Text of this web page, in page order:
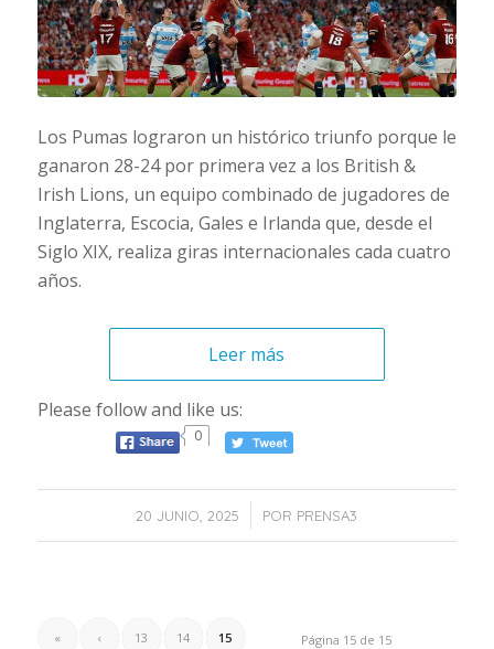
Los Pumas lograron un histórico triunfo porque le
ganaron 28-24 por primera vez a los British &
Irish Lions, un equipo combinado de jugadores de
Inglaterra, Escocia, Gales e Irlanda que, desde el
Siglo XIX, realiza giras internacionales cada cuatro
años.
Leer más
Please follow and like us:
0
20 JUNIO, 2025
/ POR PRENSA3
Página 15 de 15
« ‹ 13 14 15